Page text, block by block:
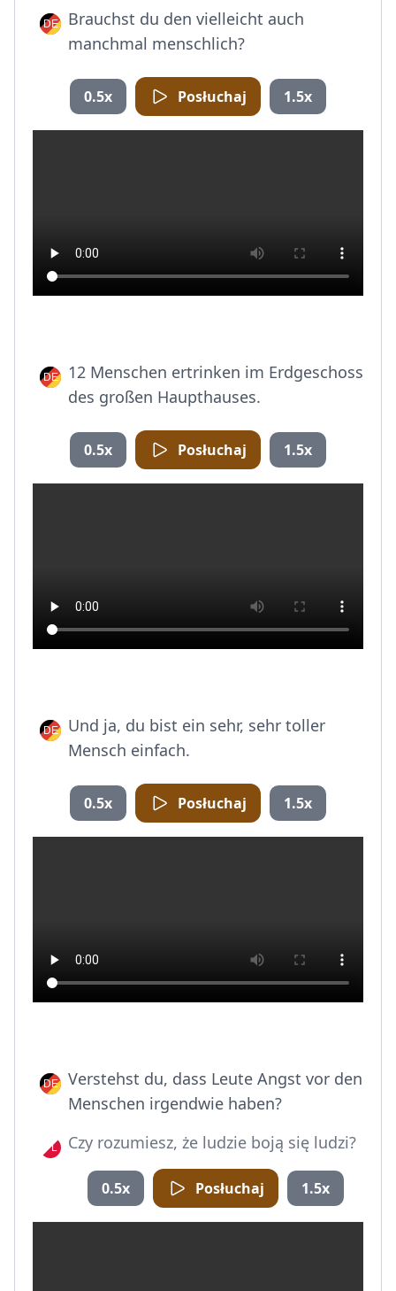
Brauchst du den vielleicht auch
manchmal menschlich?
0.5x Posłuchaj 1.5x
12 Menschen ertrinken im Erdgeschoss
des großen Haupthauses.
0.5x Posłuchaj 1.5x
Und ja, du bist ein sehr, sehr toller
Mensch einfach.
0.5x Posłuchaj 1.5x
Verstehst du, dass Leute Angst vor den
Menschen irgendwie haben?
Czy rozumiesz, że ludzie boją się ludzi?
0.5x Posłuchaj 1.5x